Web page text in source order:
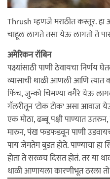
Thrush म्हणजे मराठीत कस्तूर. हा
चाहूल लागते तसा येऊ लागतो ते पार
अमेरिकन रॉबिन
पक्ष्यांसाठी पाणी ठेवायचा निर्णय
व्यासाची थाळी आणली आणि
फिंच, जुन्को चिमण्या वगैरे येऊ
गॅलरीतून 'टोक टोक' असा आवाज
एक मोठा, ढब्बू पक्षी पाण्यात
मारुन, पंख फडफडवून पाणी
पाय जेमतेम बुडत होते. पाण्याचा हा
होता ते सरळच दिसत होतं. तर या
थाळी आणायला कारणीभूत ठरला तो